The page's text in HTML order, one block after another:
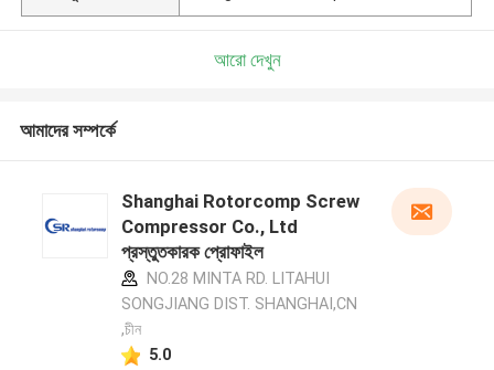
আরো দেখুন
আমাদের সম্পর্কে
Shanghai Rotorcomp Screw
Compressor Co., Ltd
প্রস্তুতকারক প্রোফাইল
NO.28 MINTA RD. LITAHUI
SONGJIANG DIST. SHANGHAI,CN
,চীন
5.0